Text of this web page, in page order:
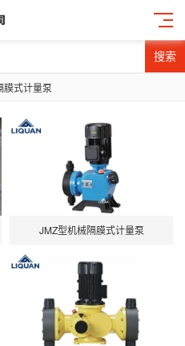
搜索
膜式计量泵
JMZ型机械隔膜式计量泵